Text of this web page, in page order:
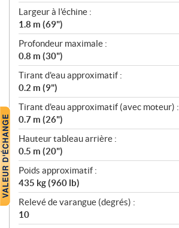
Largeur à l'échine :
1.8 m (69")
Profondeur maximale :
0.8 m (30")
Tirant d'eau approximatif :
0.2 m (9")
Tirant d'eau approximatif (avec moteur) :
0.7 m (26")
Hauteur tableau arrière :
0.5 m (20")
Poids approximatif :
435 kg (960 lb)
Relevé de varangue (degrés) :
10